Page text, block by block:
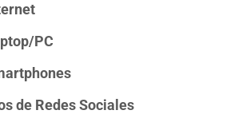
PC
de Redes Sociales